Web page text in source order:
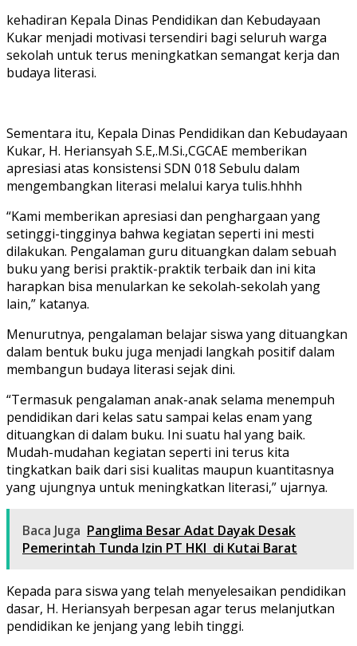
kehadiran Kepala Dinas Pendidikan dan Kebudayaan
Kukar menjadi motivasi tersendiri bagi seluruh warga
sekolah untuk terus meningkatkan semangat kerja dan
budaya literasi.
Sementara itu, Kepala Dinas Pendidikan dan Kebudayaan
Kukar, H. Heriansyah S.E,.M.Si.,CGCAE memberikan
apresiasi atas konsistensi SDN 018 Sebulu dalam
mengembangkan literasi melalui karya tulis.hhhh
“Kami memberikan apresiasi dan penghargaan yang
setinggi-tingginya bahwa kegiatan seperti ini mesti
dilakukan. Pengalaman guru dituangkan dalam sebuah
buku yang berisi praktik-praktik terbaik dan ini kita
harapkan bisa menularkan ke sekolah-sekolah yang
lain,” katanya.
Menurutnya, pengalaman belajar siswa yang dituangkan
dalam bentuk buku juga menjadi langkah positif dalam
membangun budaya literasi sejak dini.
“Termasuk pengalaman anak-anak selama menempuh
pendidikan dari kelas satu sampai kelas enam yang
dituangkan di dalam buku. Ini suatu hal yang baik.
Mudah-mudahan kegiatan seperti ini terus kita
tingkatkan baik dari sisi kualitas maupun kuantitasnya
yang ujungnya untuk meningkatkan literasi,” ujarnya.
Baca Juga Panglima Besar Adat Dayak Desak
Pemerintah Tunda Izin PT HKI di Kutai Barat
Kepada para siswa yang telah menyelesaikan pendidikan
dasar, H. Heriansyah berpesan agar terus melanjutkan
pendidikan ke jenjang yang lebih tinggi.